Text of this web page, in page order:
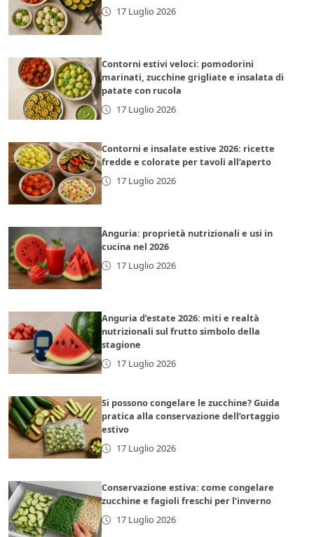
17 Luglio 2026
Contorni estivi veloci: pomodorini
marinati, zucchine grigliate e insalata di
patate con rucola
17 Luglio 2026
Contorni e insalate estive 2026: ricette
fredde e colorate per tavoli all’aperto
17 Luglio 2026
Anguria: proprietà nutrizionali e usi in
cucina nel 2026
17 Luglio 2026
Anguria d’estate 2026: miti e realtà
nutrizionali sul frutto simbolo della
stagione
17 Luglio 2026
Si possono congelare le zucchine? Guida
pratica alla conservazione dell’ortaggio
estivo
17 Luglio 2026
Conservazione estiva: come congelare
zucchine e fagioli freschi per l’inverno
17 Luglio 2026